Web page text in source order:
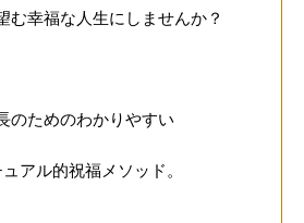
む幸福な人生にしませんか？
のためのわかりやすい
アル的祝福メソッド。